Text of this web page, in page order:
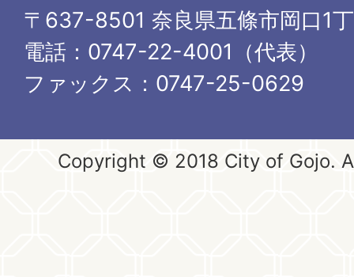
〒637-8501 奈良県五條市岡口1
電話：0747-22-4001（代表）
ファックス：0747-25-0629
Copyright © 2018 City of Gojo.